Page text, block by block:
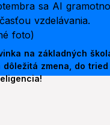
na základných
dôležitá zmena, do tried